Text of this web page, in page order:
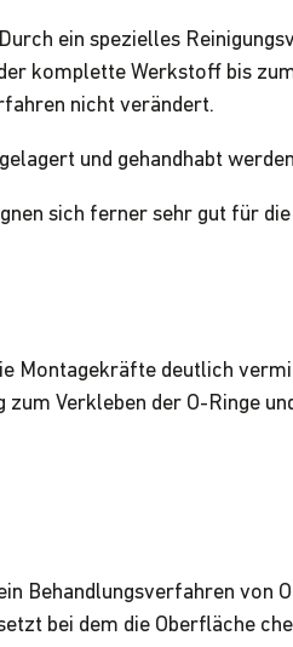
ein spezielles
komplette Werkstoff bis
nicht verändert.
und gehandhabt
sich ferner sehr gut für
deutlich
Verkleben der O-Ringe
Behandlungsverfahren von
bei dem die Oberfläche